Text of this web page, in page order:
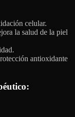
celular.
la salud de la piel
antioxidante